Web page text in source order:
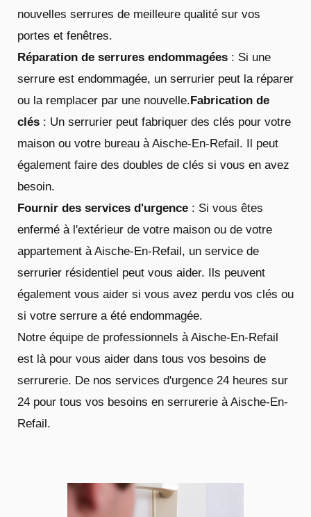
nouvelles serrures de meilleure qualité sur vos
portes et fenêtres.
Réparation de serrures endommagées : Si une
serrure est endommagée, un serrurier peut la réparer
ou la remplacer par une nouvelle.Fabrication de
clés : Un serrurier peut fabriquer des clés pour votre
maison ou votre bureau à Aische-En-Refail. Il peut
également faire des doubles de clés si vous en avez
besoin.
Fournir des services d'urgence : Si vous êtes
enfermé à l'extérieur de votre maison ou de votre
appartement à Aische-En-Refail, un service de
serrurier résidentiel peut vous aider. Ils peuvent
également vous aider si vous avez perdu vos clés ou
si votre serrure a été endommagée.
Notre équipe de professionnels à Aische-En-Refail
est là pour vous aider dans tous vos besoins de
serrurerie. De nos services d'urgence 24 heures sur
24 pour tous vos besoins en serrurerie à Aische-En-
Refail.